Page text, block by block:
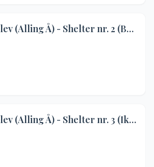
Lejrplads Årslev (Alling Å) - Shelter nr. 2 (Bookbar)
Lejrplads Årslev (Alling Å) - Shelter nr. 3 (Ikke bookbar)